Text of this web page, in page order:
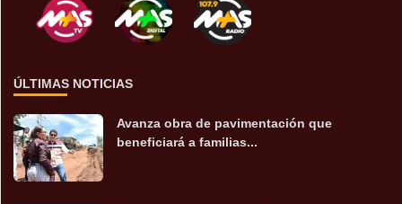
ÚLTIMAS NOTICIAS
Avanza obra de pavimentación que
beneficiará a familias...